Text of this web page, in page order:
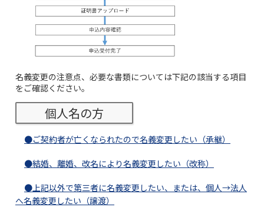
NTTドコモビジネスのお客さ
まはこちら
工事・故障情報通知
名義変更の注意点、必要な書類については下記の該当する項目
をご確認ください。
個人名の方
●ご契約者が亡くなられたので名義変更したい（承継）
●結婚、離婚、改名により名義変更したい（改称）
●上記以外で第三者に名義変更したい、または、個人→法人
へ名義変更したい（譲渡）